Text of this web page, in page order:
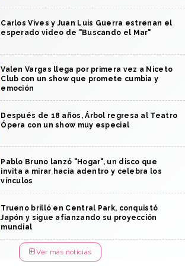
Carlos Vives y Juan Luis Guerra estrenan el
esperado video de "Buscando el Mar"
Valen Vargas llega por primera vez a Niceto
Club con un show que promete cumbia y
emoción
Después de 18 años, Árbol regresa al Teatro
Ópera con un show muy especial
Pablo Bruno lanzó "Hogar", un disco que
invita a mirar hacia adentro y celebra los
vínculos
Trueno brilló en Central Park, conquistó
Japón y sigue afianzando su proyección
mundial
Ver más noticias